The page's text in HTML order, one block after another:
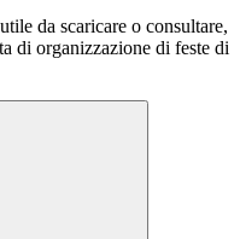
da scaricare o consultare,
di organizzazione di feste di